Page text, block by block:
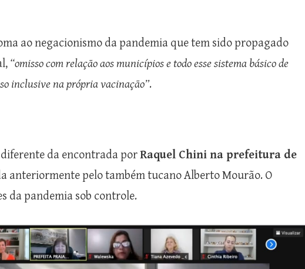
ao negacionismo da pandemia que tem sido propagado
“omisso com relação aos municípios e todo esse sistema básico de
inclusive na própria vacinação”.
diferente da encontrada porRaquel Chini na prefeitura de
anteriormente pelo também tucano Alberto Mourão. O
da pandemia sob controle.